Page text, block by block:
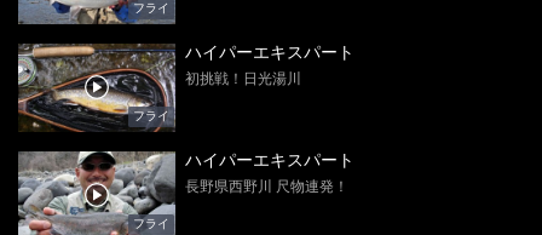
フライ
フライ
ハイパーエキスパート
初挑戦！日光湯川
フライ
ハイパーエキスパート
長野県西野川 尺物連発！